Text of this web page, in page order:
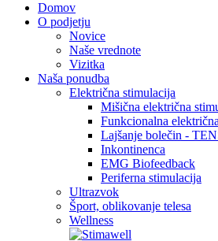
Domov
O podjetju
Novice
Naše vrednote
Vizitka
Naša ponudba
Električna stimulacija
Mišična električna
Funkcionalna
Lajšanje bolečin -
Inkontinenca
EMG Biofeedback
Periferna stimulacija
Ultrazvok
Šport, oblikovanje telesa
Wellness